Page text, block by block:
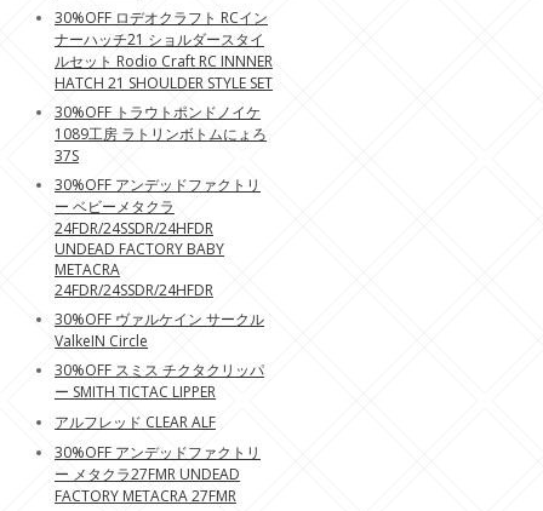
30%OFF ロデオクラフト RCイン
ナーハッチ21 ショルダースタイ
ルセット Rodio Craft RC INNNER
HATCH 21 SHOULDER STYLE SET
30%OFF トラウトポンドノイケ
1089工房 ラトリンボトムにょろ
37S
30%OFF アンデッドファクトリ
ー ベビーメタクラ
24FDR/24SSDR/24HFDR
UNDEAD FACTORY BABY
METACRA
24FDR/24SSDR/24HFDR
30%OFF ヴァルケイン サークル
ValkeIN Circle
30%OFF スミス チクタクリッパ
ー SMITH TICTAC LIPPER
アルフレッド CLEAR ALF
30%OFF アンデッドファクトリ
ー メタクラ27FMR UNDEAD
FACTORY METACRA 27FMR